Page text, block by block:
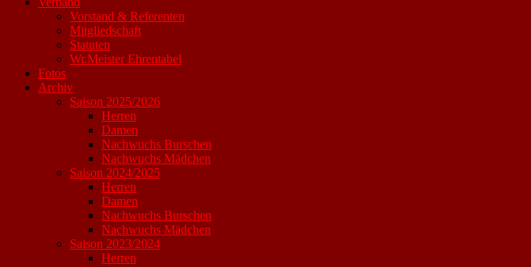
Vorstand & Referenten
Mitgliedschaft
Statuten
Wr.Meister Ehrentabel
Fotos
Archiv
Saison 2025/2026
Herren
Damen
Nachwuchs Burschen
Nachwuchs Mädchen
Saison 2024/2025
Herren
Damen
Nachwuchs Burschen
Nachwuchs Mädchen
Saison 2023/2024
Herren